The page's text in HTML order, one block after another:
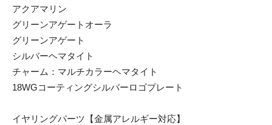
アクアマリン
グリーンアゲートオーラ
グリーンアゲート
シルバーヘマタイト
チャーム：マルチカラーヘマタイト
18WGコーティングシルバーロゴプレート
イヤリングパーツ【金属アレルギー対応】